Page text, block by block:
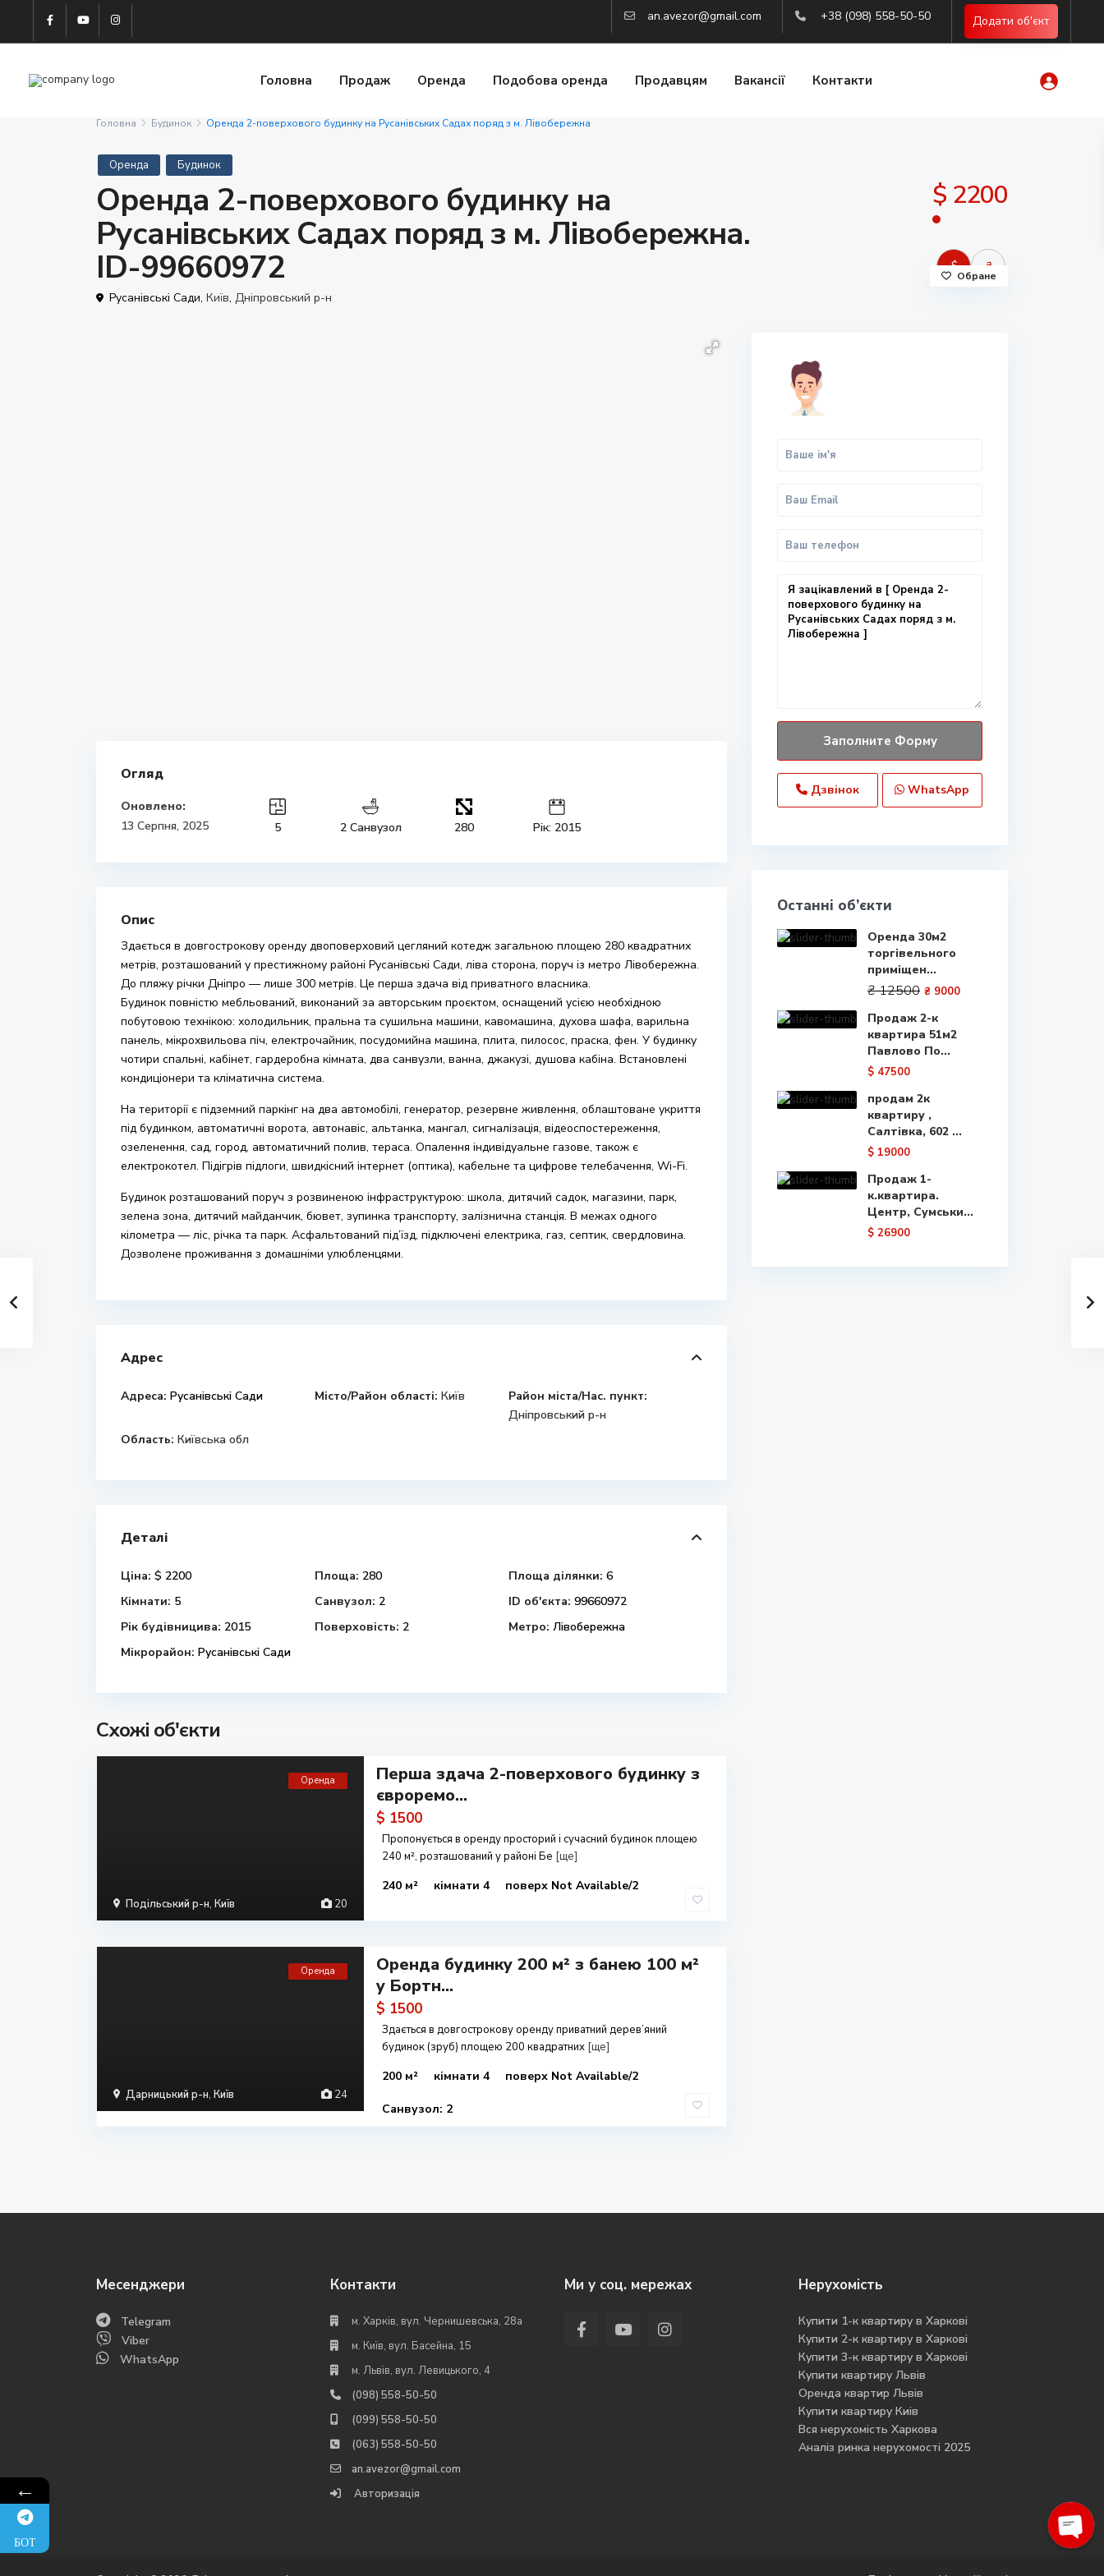
an.avezor@gmail.com +38 (098) 558-50-50 Додати об'єкт
Головна Продаж Оренда Подобова оренда Продавцям Вакансії Контакти
Головна Будинок Оренда 2-поверхового будинку на Русанівських Садах поряд з м. Лівобережна
Оренда Будинок
Оренда 2-поверхового будинку на
Русанівських Садах поряд з м. Лівобережна.
ID-99660972
$ 2200
$ ₴
Русанівські Сади, Київ, Дніпровський р-н
Обране
Огляд
Оновлено:
13 Серпня, 2025
5 2 Санвузол 280 Рік: 2015
Опис
Здається в довгострокову оренду двоповерховий цегляний котедж загальною площею 280 квадратних
метрів, розташований у престижному районі Русанівські Сади, ліва сторона, поруч із метро Лівобережна.
До пляжу річки Дніпро — лише 300 метрів. Це перша здача від приватного власника.
Будинок повністю мебльований, виконаний за авторським проєктом, оснащений усією необхідною
побутовою технікою: холодильник, пральна та сушильна машини, кавомашина, духова шафа, варильна
панель, мікрохвильова піч, електрочайник, посудомийна машина, плита, пилосос, праска, фен. У будинку
чотири спальні, кабінет, гардеробна кімната, два санвузли, ванна, джакузі, душова кабіна. Встановлені
кондиціонери та кліматична система.
На території є підземний паркінг на два автомобілі, генератор, резервне живлення, облаштоване укриття
під будинком, автоматичні ворота, автонавіс, альтанка, мангал, сигналізація, відеоспостереження,
озеленення, сад, город, автоматичний полив, тераса. Опалення індивідуальне газове, також є
електрокотел. Підігрів підлоги, швидкісний інтернет (оптика), кабельне та цифрове телебачення, Wi-Fi.
Будинок розташований поруч з розвиненою інфраструктурою: школа, дитячий садок, магазини, парк,
зелена зона, дитячий майданчик, бювет, зупинка транспорту, залізнична станція. В межах одного
кілометра — ліс, річка та парк. Асфальтований під’їзд, підключені електрика, газ, септик, свердловина.
Дозволене проживання з домашніми улюбленцями.
Адрес
Адреса: Русанівські Сади Місто/Район області: Київ
Район міста/Нас. пункт:
Дніпровський р-н
Область: Київська обл
Деталі
Ціна: $ 2200 Площа: 280 Площа ділянки: 6
Кімнати: 5 Санвузол: 2 ID об'єкта: 99660972
Рік будівницива: 2015 Поверховість: 2 Метро: Лівобережна
Мікрорайон: Русанівські Сади
Схожі об'єкти
20
Подільський р-н, Київ
Оренда
Перша здача 2-поверхового будинку з
євроремо...
$ 1500
Пропонується в оренду просторий і сучасний будинок площею
240 м², розташований у районі Бе [ще]
240 м² кімнати 4 поверх Not Available/2
24
Дарницький р-н, Київ
Оренда
Оренда будинку 200 м² з банею 100 м²
у Бортн...
$ 1500
Здається в довгострокову оренду приватний дерев’яний
будинок (зруб) площею 200 квадратних [ще]
200 м² кімнати 4 поверх Not Available/2
Санвузол: 2
Дзвінок WhatsApp
Останні об’єкти
Оренда 30м2
торгівельного
приміщен...
₴ 12500 ₴ 9000
Продаж 2-к
квартира 51м2
Павлово По...
$ 47500
продам 2к
квартиру ,
Салтівка, 602 ...
$ 19000
Продаж 1-
к.квартира.
Центр, Сумськи...
$ 26900
Месенджери
Telegram
Viber
WhatsApp
Контакти
м. Харків, вул. Чернишевська, 28а
м. Київ, вул. Басейна, 15
м. Львів, вул. Левицького, 4
(098) 558-50-50
(099) 558-50-50
(063) 558-50-50
an.avezor@gmail.com
Авторизація
Ми у соц. мережах Нерухомість
Купити 1-к квартиру в Харкові
Купити 2-к квартиру в Харкові
Купити 3-к квартиру в Харкові
Купити квартиру Львів
Оренда квартир Львів
Купити квартиру Киів
Вся нерухомість Харкова
Аналіз ринка нерухомості 2025
←
БОТ